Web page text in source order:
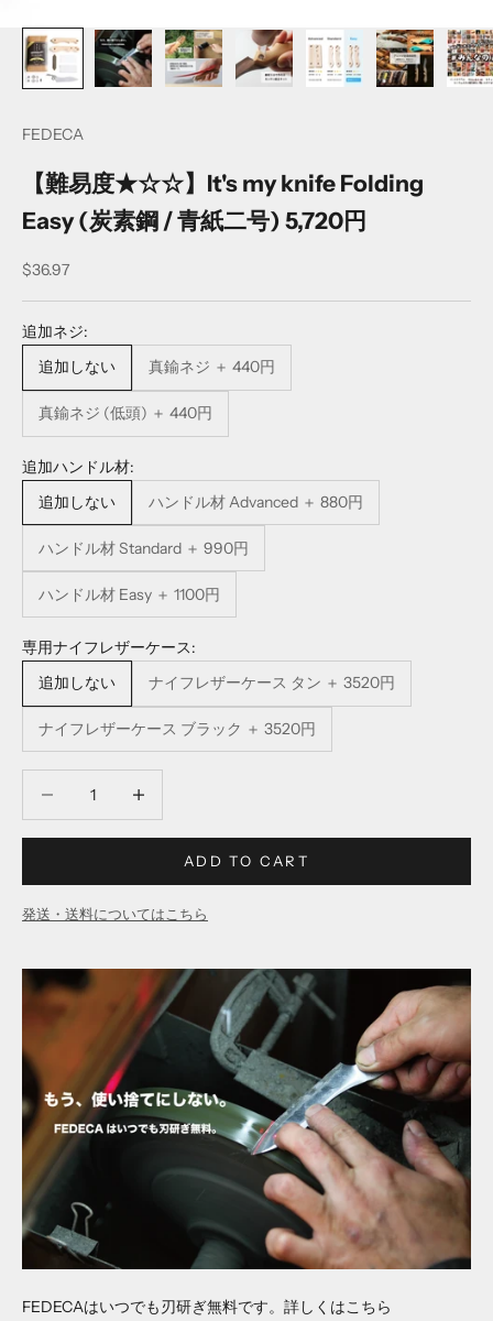
FEDECA
【難易度★☆☆】It's my knife Folding
Easy (炭素鋼 / 青紙二号) 5,720円
Sale price
$36.97
追加ネジ:
追加しない
真鍮ネジ ＋ 440円
真鍮ネジ (低頭) ＋ 440円
追加ハンドル材:
追加しない
ハンドル材 Advanced ＋ 880円
ハンドル材 Standard ＋ 990円
ハンドル材 Easy ＋ 1100円
専用ナイフレザーケース:
追加しない
ナイフレザーケース タン ＋ 3520円
ナイフレザーケース ブラック ＋ 3520円
ADD TO CART
発送・送料についてはこちら
FEDECAはいつでも刃研ぎ無料です。 詳しくはこちら